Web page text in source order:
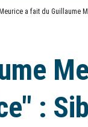
a fait du Guillaume
: